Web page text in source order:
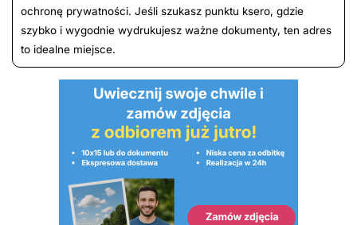
ochronę prywatności. Jeśli szukasz punktu ksero, gdzie
szybko i wygodnie wydrukujesz ważne dokumenty, ten adres
to idealne miejsce.